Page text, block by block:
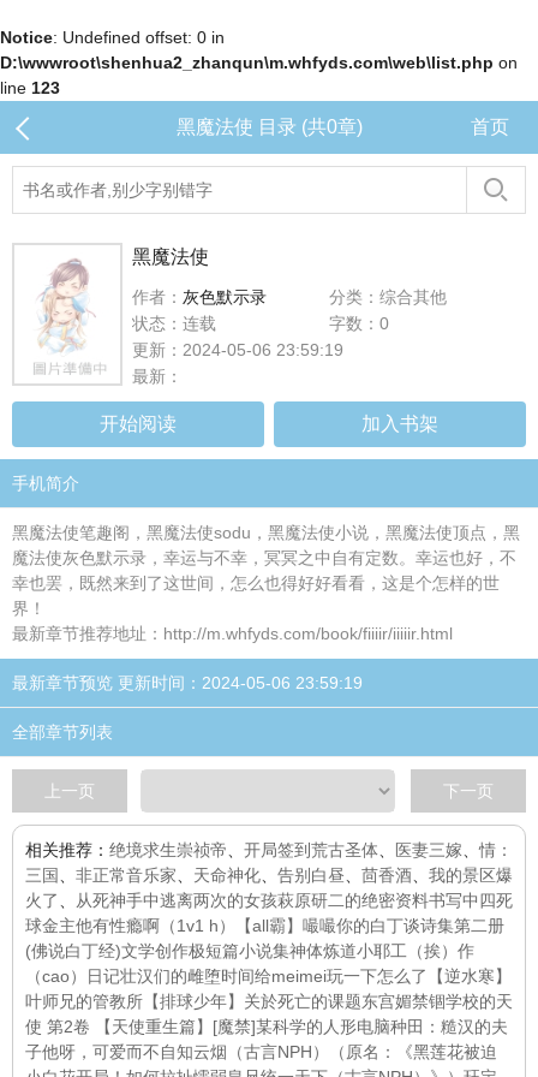
Notice: Undefined offset: 0 in
D:\wwwroot\shenhua2_zhanqun\m.whfyds.com\web\list.php on
line 123
黑魔法使 目录 (共0章) 首页
黑魔法使
作者： 灰色默示录
分类：综合其他
状态：连载
字数：0
更新：2024-05-06 23:59:19
最新：
开始阅读 加入书架
手机简介
黑魔法使笔趣阁，黑魔法使sodu，黑魔法使小说，黑魔法使顶点，黑
魔法使灰色默示录，幸运与不幸，冥冥之中自有定数。幸运也好，不
幸也罢，既然来到了这世间，怎么也得好好看看，这是个怎样的世
界！
最新章节推荐地址：http://m.whfyds.com/book/fiiiir/iiiiir.html
最新章节预览 更新时间：2024-05-06 23:59:19
全部章节列表
上一页 下一页
相关推荐： 绝境求生崇祯帝 开局签到荒古圣体 医妻三嫁 、情：
三国
非正常音乐家 天命神化 告别白昼 茴香酒
我的景区爆
火了
从死神手中逃离两次的女孩萩原研二的绝密资料书写中四死
球金主他有性瘾啊（1v1 h） 【all霸】嘬嘬你的白丁谈诗集第二册
(佛说白丁经)文学创作极短篇小说集神体炼道小耶工（挨）作
（cao）日记壮汉们的雌堕时间给meimei玩一下怎么了
【逆水寒】
叶师兄的管教所 【排球少年】关於死亡的课题东宫媚禁锢学校的天
使 第2卷 【天使重生篇】 [魔禁]某科学的人形电脑种田：糙汉的夫
子他呀，可爱而不自知云烟（古言NPH）（原名：《黑莲花被迫